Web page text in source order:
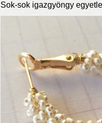
Sok-sok igazgyöngy